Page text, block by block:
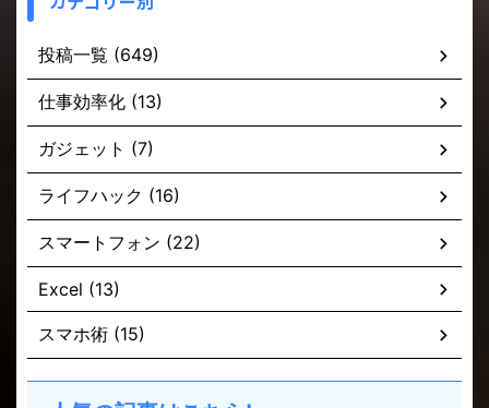
投稿一覧 (649)
仕事効率化 (13)
ガジェット (7)
ライフハック (16)
スマートフォン (22)
Excel (13)
スマホ術 (15)